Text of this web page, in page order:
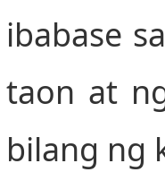
ibabase
taon at
bilang ng